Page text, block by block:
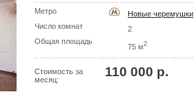
Метро
Новые черемушки
Число комнат
2
Общая площадь
75 м2
Стоимость за
месяц:
110 000 р.